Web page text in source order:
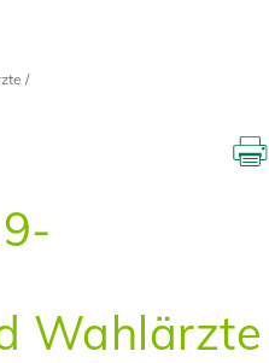
Wahlärzte